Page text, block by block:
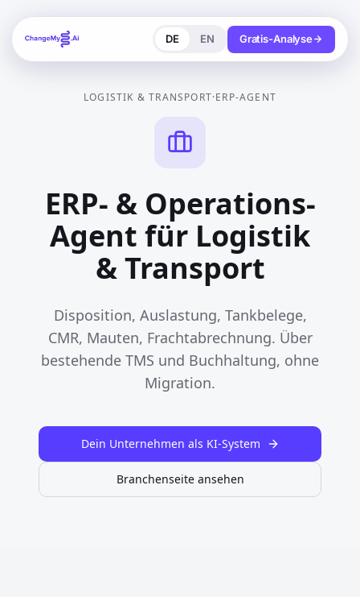
DE EN Gratis-Analyse
LOGISTIK & TRANSPORT·ERP-AGENT
ERP- & Operations-
Agent für Logistik
& Transport
Disposition, Auslastung, Tankbelege,
CMR, Mauten, Frachtabrechnung. Über
bestehende TMS und Buchhaltung, ohne
Migration.
Dein Unternehmen als KI-System
Branchenseite ansehen